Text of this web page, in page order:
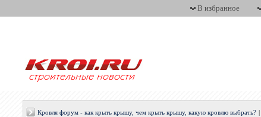
В избранное
Кровля форум - как крыть крышу, чем крыть крышу, какую кровлю выбрать?